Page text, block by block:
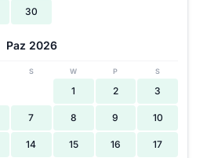
30
Paz 2026
S W P S
1 2 3
7 8 9 10
14 15 16 17